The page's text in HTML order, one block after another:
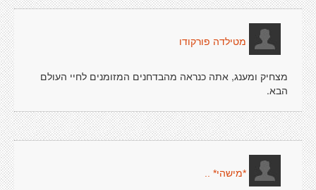
מטילדה פורקודו
מצחיק ומענג, אתה כנראה מהבדחנים המזומנים לחיי העולם
הבא.
*מישהי* ..